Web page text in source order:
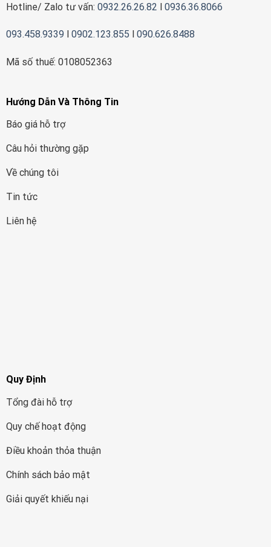
Hotline/ Zalo tư vấn: 0932.26.26.82 l 0936.36.8066
093.458.9339 0902.123.855 090.626.8488
Mã số thuế: 0108052363
Hướng Dẫn Và Thông Tin
Báo giá hỗ trợ
Câu hỏi thường gặp
Về chúng tôi
Tin tức
Liên hệ
Quy Định
Tổng đài hỗ trợ
Quy chế hoạt động
Điều khoản thỏa thuận
Chính sách bảo mật
Giải quyết khiếu nại